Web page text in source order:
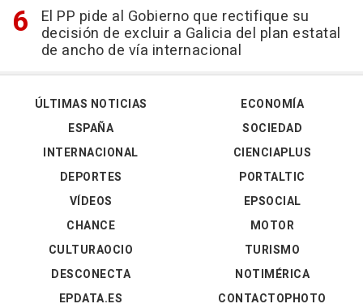
El PP pide al Gobierno que rectifique su
decisión de excluir a Galicia del plan estatal
de ancho de vía internacional
ÚLTIMAS NOTICIAS
ESPAÑA
INTERNACIONAL
DEPORTES
VÍDEOS
ECONOMÍA
SOCIEDAD
CIENCIAPLUS
PORTALTIC
EPSOCIAL
CHANCE
CULTURAOCIO
DESCONECTA
EPDATA.ES
MOTOR
TURISMO
NOTIMÉRICA
CONTACTOPHOTO